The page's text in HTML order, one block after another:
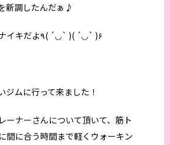
新調したんだぁ♪
メーカーは、またナイキだよ٩( ´◡` )( ´◡` )۶
ジムに行って来ました！
ーナーさんについて頂いて、筋ト
間に合う時間まで軽くウォーキン